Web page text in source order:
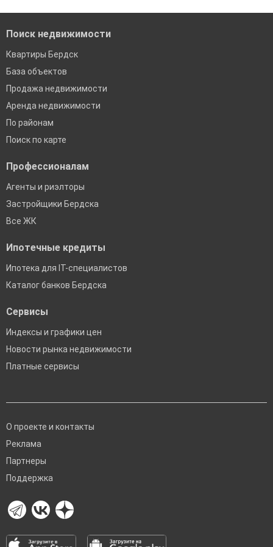
Поиск недвижимости
Квартиры Бердск
База объектов
Продажа недвижимости
Аренда недвижимости
По районам
Поиск по карте
Профессионалам
Агенты и риэлторы
Застройщики Бердска
Все ЖК
Ипотечные кредиты
Ипотека для IT-специалистов
Каталог банков Бердска
Сервисы
Индексы и графики цен
Новости рынка недвижимости
Платные сервисы
О проекте и контакты
Реклама
Партнеры
Поддержка